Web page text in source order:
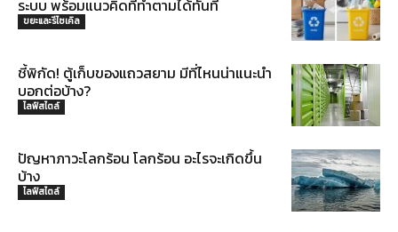
ระบบ พร้อมแนวคิดที่ทำตามได้ทันที
ขยะและรีไซเคิล
ชี้พิกัด! ตู้เก็บของแถวสยาม มีที่ไหนน่าแนะนำ
บอกต่อบ้าง?
ไลฟ์สไตล์
ปัญหาภาวะโลกร้อน โลกร้อน อะไรจะเกิดขึ้น
บ้าง
ไลฟ์สไตล์